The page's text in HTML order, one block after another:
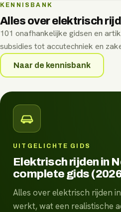
KENNISBANK
Alles over elektrisch
101 onafhankelijke gidsen en
subsidies tot accutechniek en
Naar de kennisbank
UITGELICHTE GIDS
Elektrisch rijden in
complete gids
Alles over elektrisch rijden
werkt, wat een realistische